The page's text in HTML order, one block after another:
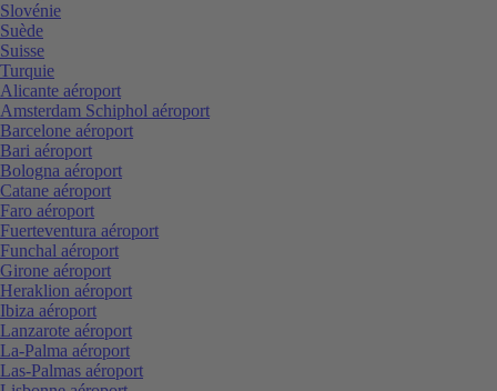
Slovénie
Suède
Suisse
Turquie
Alicante aéroport
Amsterdam Schiphol aéroport
Barcelone aéroport
Bari aéroport
Bologna aéroport
Catane aéroport
Faro aéroport
Fuerteventura aéroport
Funchal aéroport
Girone aéroport
Heraklion aéroport
Ibiza aéroport
Lanzarote aéroport
La-Palma aéroport
Las-Palmas aéroport